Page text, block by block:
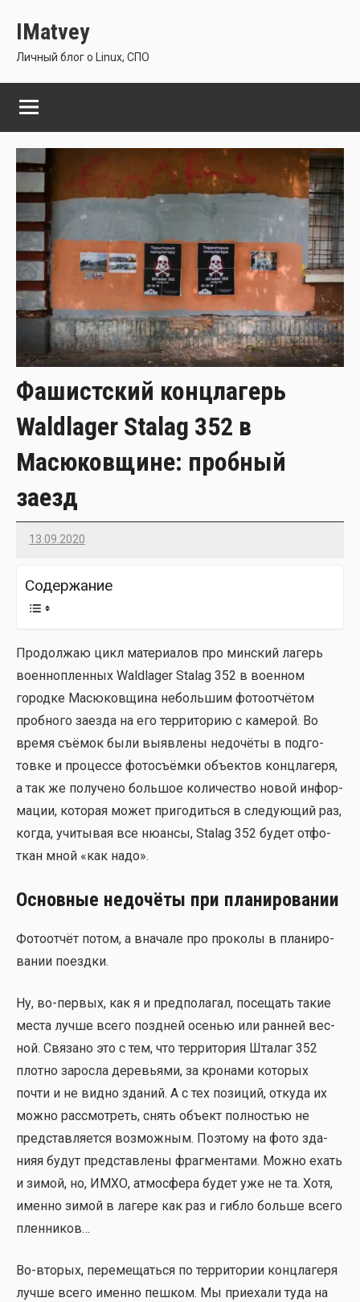
содержимому
IMatvey
Личный блог о Linux, СПО
Фашистский концлагерь
Waldlager Stalag 352 в
Масюковщине: пробный
заезд
13.09.2020
Imatvey
Содер­жа­ние
Про­дол­жаю цикл мате­ри­а­лов про мин­ский лагерь
воен­но­плен­ных Waldlager Stalag 352 в воен­ном
город­ке Масю­ков­щи­на неболь­шим фото­от­чё­том
проб­но­го заез­да на его тер­ри­то­рию с каме­рой. Во
вре­мя съё­мок были выяв­ле­ны недо­чё­ты в под­го­
тов­ке и про­цес­се фото­съём­ки объ­ек­тов конц­ла­ге­ря,
а так же полу­че­но боль­шое коли­че­ство новой инфор­
ма­ции, кото­рая может при­го­дить­ся в сле­ду­ю­щий раз,
когда, учи­ты­вая все нюан­сы, Stalag 352 будет отфо­
ткан мной «как надо».
Основные недочёты при планировании
Фото­от­чёт потом, а вна­ча­ле про про­ко­лы в пла­ни­ро­
ва­нии поезд­ки.
Ну, во-пер­вых, как я и пред­по­ла­гал, посе­щать такие
места луч­ше все­го позд­ней осе­нью или ран­ней вес­
ной. Свя­за­но это с тем, что тер­ри­то­рия Шта­лаг 352
плот­но зарос­ла дере­вья­ми, за кро­на­ми кото­рых
почти и не вид­но зда­ний. А с тех пози­ций, отку­да их
мож­но рас­смот­реть, снять объ­ект пол­но­стью не
пред­став­ля­ет­ся воз­мож­ным. Поэто­му на фото зда­
нияя будут пред­став­ле­ны фраг­мен­та­ми. Мож­но ехать
и зимой, но, ИМХО, атмо­сфе­ра будет уже не та. Хотя,
имен­но зимой в лаге­ре как раз и гиб­ло боль­ше все­го
плен­ни­ков…
Во-вто­рых, пере­ме­щать­ся по тер­ри­то­рии конц­ла­ге­ря
луч­ше все­го имен­но пеш­ком. Мы при­е­ха­ли туда на